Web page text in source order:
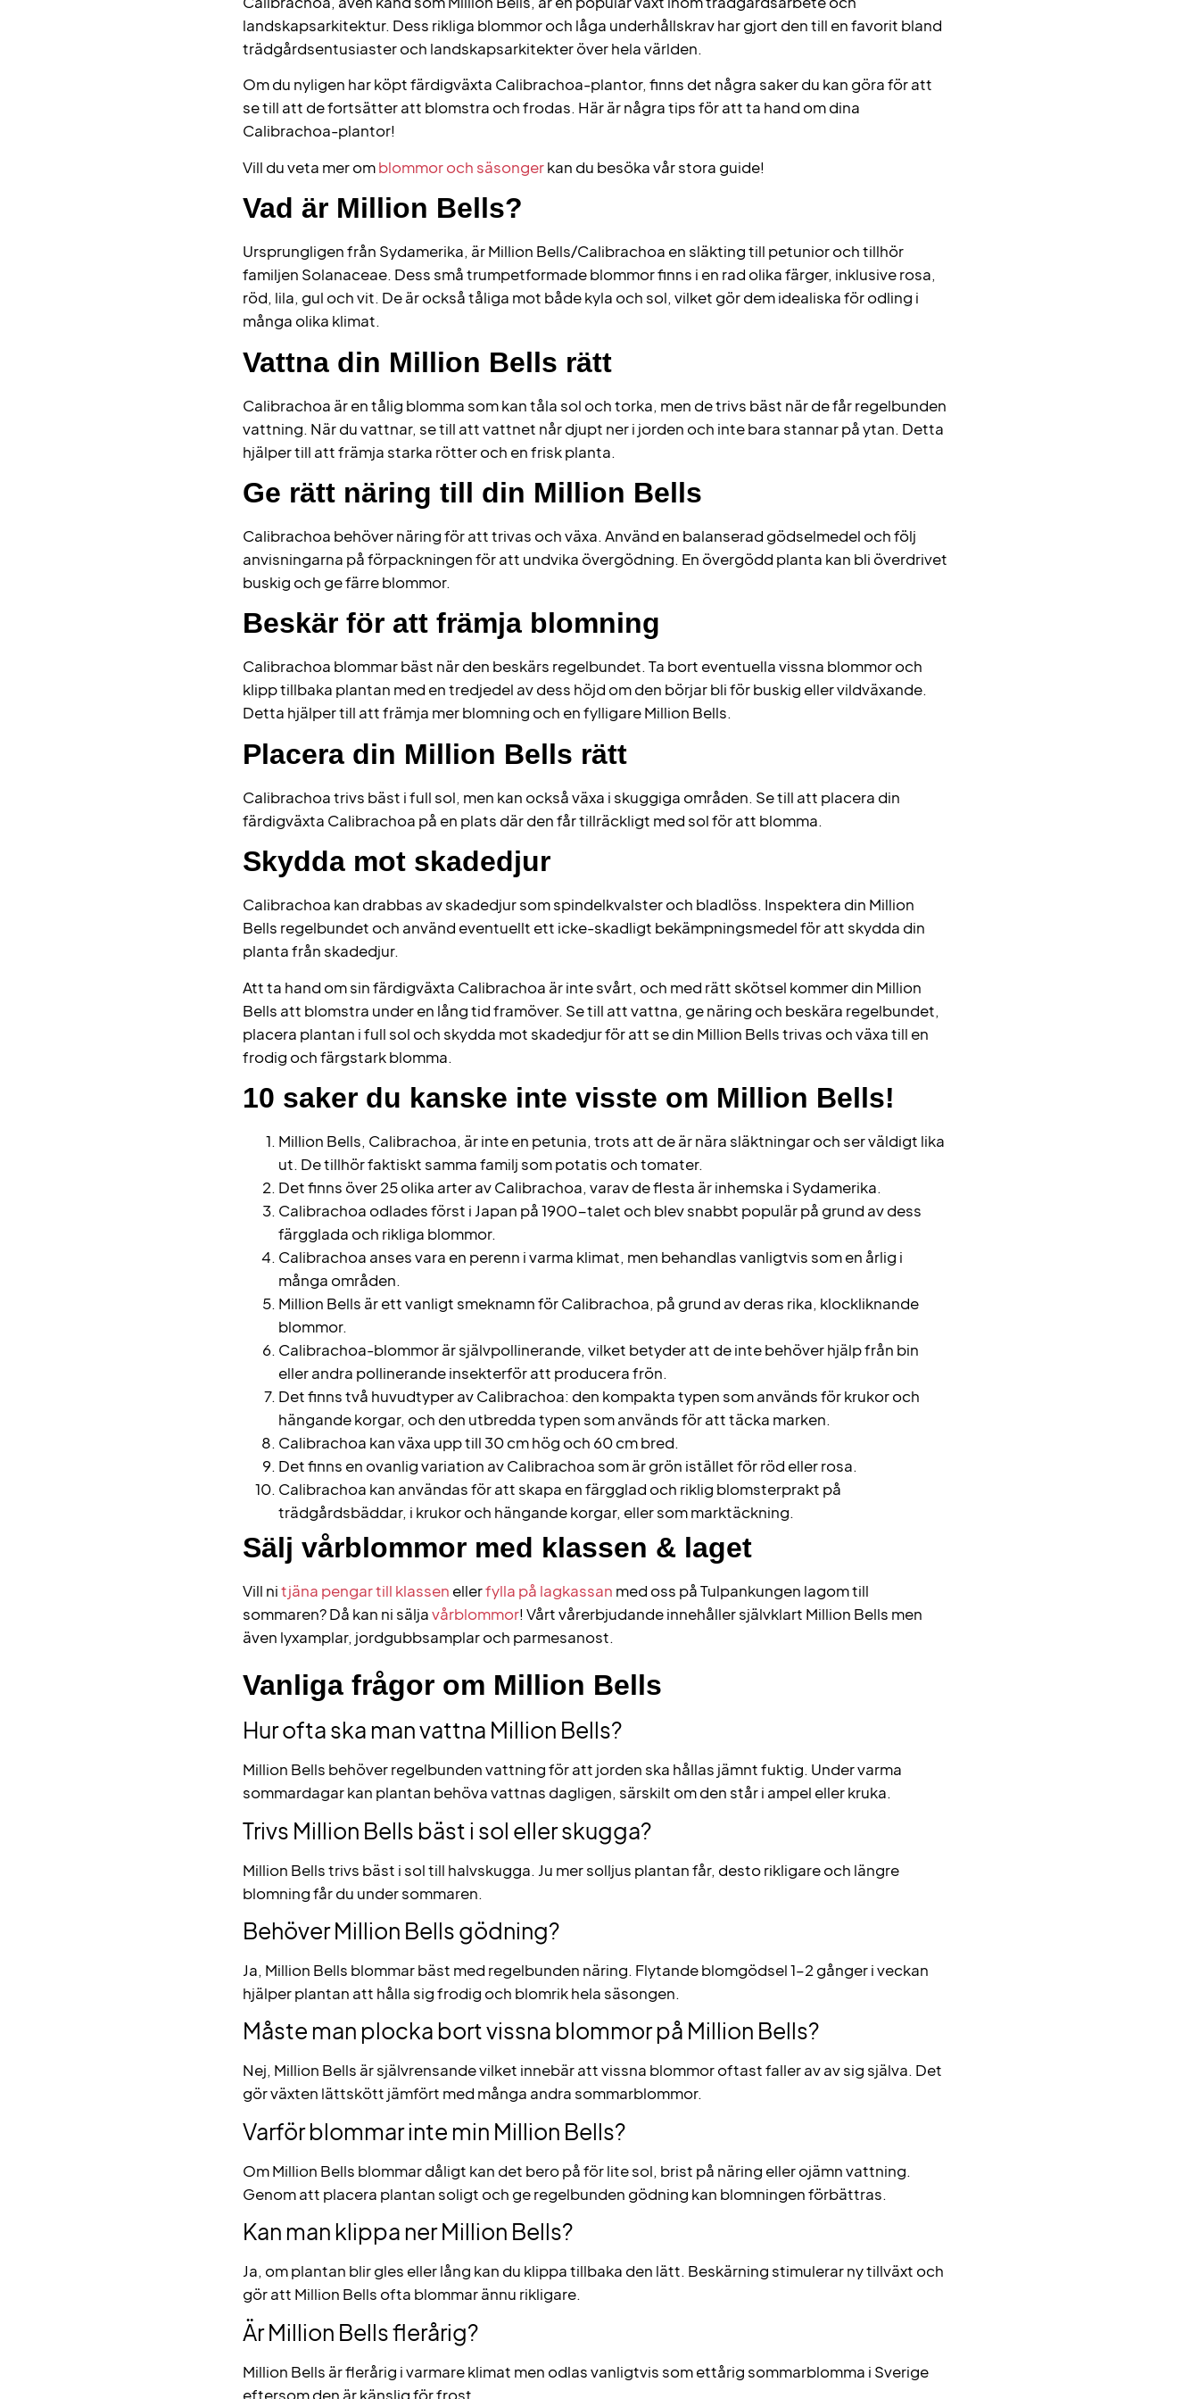
landskapsarkitektur. Dess rikliga blommor och låga underhållskrav har gjort den till en favorit bland
trädgårdsentusiaster och landskapsarkitekter över hela världen.
Om du nyligen har köpt färdigväxta Calibrachoa-plantor, finns det några saker du kan göra för att
se till att de fortsätter att blomstra och frodas. Här är några tips för att ta hand om dina
Calibrachoa-plantor!
Vill du veta mer omblommor och säsongerkan du besöka vår stora guide!
Vad är Million Bells?
Ursprungligen från Sydamerika, är Million Bells/Calibrachoa en släkting till petunior och tillhör
familjen Solanaceae. Dess små trumpetformade blommor finns i en rad olika färger, inklusive rosa,
röd, lila, gul och vit. De är också tåliga mot både kyla och sol, vilket gör dem idealiska för odling i
många olika klimat.
Vattna din Million Bells rätt
Calibrachoa är en tålig blomma som kan tåla sol och torka, men de trivs bäst när de får regelbunden
vattning. När du vattnar, se till att vattnet når djupt ner i jorden och inte bara stannar på ytan. Detta
hjälper till att främja starka rötter och en frisk planta.
Ge rätt näring till din Million Bells
Calibrachoa behöver näring för att trivas och växa. Använd en balanserad gödselmedel och följ
anvisningarna på förpackningen för att undvika övergödning. En övergödd planta kan bli överdrivet
buskig och ge färre blommor.
Beskär för att främja blomning
Calibrachoa blommar bäst när den beskärs regelbundet. Ta bort eventuella vissna blommor och
klipp tillbaka plantan med en tredjedel av dess höjd om den börjar bli för buskig eller vildväxande.
Detta hjälper till att främja mer blomning och en fylligare Million Bells.
Placera din Million Bells rätt
Calibrachoa trivs bäst i full sol, men kan också växa i skuggiga områden. Se till att placera din
färdigväxta Calibrachoa på en plats där den får tillräckligt med sol för att blomma.
Skydda mot skadedjur
Calibrachoa kan drabbas av skadedjur som spindelkvalster och bladlöss. Inspektera din Million
Bells regelbundet och använd eventuellt ett icke-skadligt bekämpningsmedel för att skydda din
planta från skadedjur.
Att ta hand om sin färdigväxta Calibrachoa är inte svårt, och med rätt skötsel kommer din Million
Bells att blomstra under en lång tid framöver. Se till att vattna, ge näring och beskära regelbundet,
placera plantan i full sol och skydda mot skadedjur för att se din Million Bells trivas och växa till en
frodig och färgstark blomma.
10 saker du kanske inte visste om Million Bells!
Million Bells, Calibrachoa, är inte en petunia, trots att de är nära släktningar och ser väldigt lika
ut. De tillhör faktiskt samma familj som potatis och tomater.
Det finns över 25 olika arter av Calibrachoa, varav de flesta är inhemska i Sydamerika.
Calibrachoa odlades först i Japan på 1900-talet och blev snabbt populär på grund av dess
färgglada och rikliga blommor.
Calibrachoa anses vara en perenn i varma klimat, men behandlas vanligtvis som en årlig i
många områden.
Million Bells är ett vanligt smeknamn för Calibrachoa, på grund av deras rika, klockliknande
blommor.
Calibrachoa-blommor är självpollinerande, vilket betyder att de inte behöver hjälp från bin
eller andra pollinerande insekterför att producera frön.
Det finns två huvudtyper av Calibrachoa: den kompakta typen som används för krukor och
hängande korgar, och den utbredda typen som används för att täcka marken.
Calibrachoa kan växa upp till 30 cm hög och 60 cm bred.
Det finns en ovanlig variation av Calibrachoa som är grön istället för röd eller rosa.
Calibrachoa kan användas för att skapa en färgglad och riklig blomsterprakt på
trädgårdsbäddar, i krukor och hängande korgar, eller som marktäckning.
Sälj vårblommor med klassen & laget
Vill nitjäna pengar till klassen ellerfylla på lagkassan med oss på Tulpankungen lagom till
sommaren? Då kan ni säljavårblommor! Vårt vårerbjudande innehåller självklart Million Bells men
även lyxamplar, jordgubbsamplar och parmesanost.
Vanliga frågor om Million Bells
Hur ofta ska man vattna Million Bells?
Million Bells behöver regelbunden vattning för att jorden ska hållas jämnt fuktig. Under varma
sommardagar kan plantan behöva vattnas dagligen, särskilt om den står i ampel eller kruka.
Trivs Million Bells bäst i sol eller skugga?
Million Bells trivs bäst i sol till halvskugga. Ju mer solljus plantan får, desto rikligare och längre
blomning får du under sommaren.
Behöver Million Bells gödning?
Ja, Million Bells blommar bäst med regelbunden näring. Flytande blomgödsel 1–2 gånger i veckan
hjälper plantan att hålla sig frodig och blomrik hela säsongen.
Måste man plocka bort vissna blommor på Million Bells?
Nej, Million Bells är självrensande vilket innebär att vissna blommor oftast faller av av sig själva. Det
gör växten lättskött jämfört med många andra sommarblommor.
Varför blommar inte min Million Bells?
Om Million Bells blommar dåligt kan det bero på för lite sol, brist på näring eller ojämn vattning.
Genom att placera plantan soligt och ge regelbunden gödning kan blomningen förbättras.
Kan man klippa ner Million Bells?
Ja, om plantan blir gles eller lång kan du klippa tillbaka den lätt. Beskärning stimulerar ny tillväxt och
gör att Million Bells ofta blommar ännu rikligare.
Är Million Bells flerårig?
Million Bells är flerårig i varmare klimat men odlas vanligtvis som ettårig sommarblomma i Sverige
eftersom den är känslig för frost.